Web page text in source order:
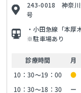
243-0018 神奈川
号
・小田急線「本厚
※駐車場あり
診療時間 月
10：30～19：00 ●
10：30～18：30 ー